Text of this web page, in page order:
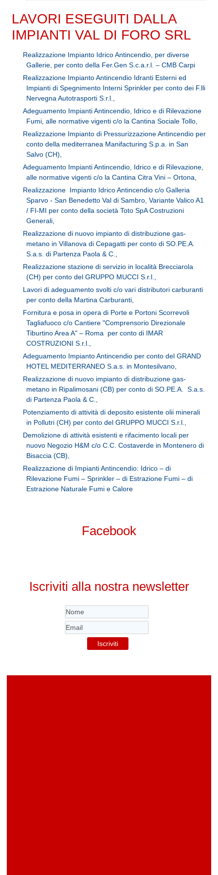
LAVORI ESEGUITI DALLA
IMPIANTI VAL DI FORO SRL
Realizzazione Impianto Idrico Antincendio, per diverse
Gallerie, per conto della Fer.Gen S.c.a.r.l. – CMB Carpi
Realizzazione Impianto Antincendio Idranti Esterni ed
Impianti di Spegnimento Interni Sprinkler per conto dei F.lli
Nervegna Autotrasporti S.r.l.,
Adeguamento Impianti Antincendio, Idrico e di Rilevazione
Fumi, alle normative vigenti c/o la Cantina Sociale Tollo,
Realizzazione Impianto di Pressurizzazione Antincendio per
conto della mediterranea Manifacturing S.p.a. in San
Salvo (CH),
Adeguamento Impianti Antincendio, Idrico e di Rilevazione,
alle normative vigenti c/o la Cantina Citra Vini – Ortona,
Realizzazione Impianto Idrico Antincendio c/o Galleria
Sparvo - San Benedetto Val di Sambro, Variante Valico A1
/ FI-MI per conto della società Toto SpA Costruzioni
Generali,
Realizzazione di nuovo impianto di distribuzione gas-
metano in Villanova di Cepagatti per conto di SO.PE.A.
S.a.s. di Partenza Paola & C.,
Realizzazione stazione di servizio in località Brecciarola
(CH) per conto del GRUPPO MUCCI S.r.l.,
Lavori di adeguamento svolti c/o vari distributori carburanti
per conto della Martina Carburanti,
Fornitura e posa in opera di Porte e Portoni Scorrevoli
Tagliafuoco c/o Cantiere "Comprensorio Direzionale
Tiburtino Area A" – Roma per conto di IMAR
COSTRUZIONI S.r.l.,
Adeguamento Impianto Antincendio per conto del GRAND
HOTEL MEDITERRANEO S.a.s. in Montesilvano,
Realizzazione di nuovo impianto di distribuzione gas-
metano in Ripalimosani (CB) per conto di SO.PE.A. S.a.s.
di Partenza Paola & C.,
Potenziamento di attività di deposito esistente olii minerali
in Pollutri (CH) per conto del GRUPPO MUCCI S.r.l.,
Demolizione di attività esistenti e rifacimento locali per
nuovo Negozio H&M c/o C.C. Costaverde in Montenero di
Bisaccia (CB),
Realizzazione di Impianti Antincendio: Idrico – di
Rilevazione Fumi – Sprinkler – di Estrazione Fumi – di
Estrazione Naturale Fumi e Calore
Facebook
Iscriviti alla nostra newsletter